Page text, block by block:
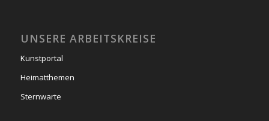
UNSERE ARBEITSKREISE
Kunstportal
Heimatthemen
Sternwarte